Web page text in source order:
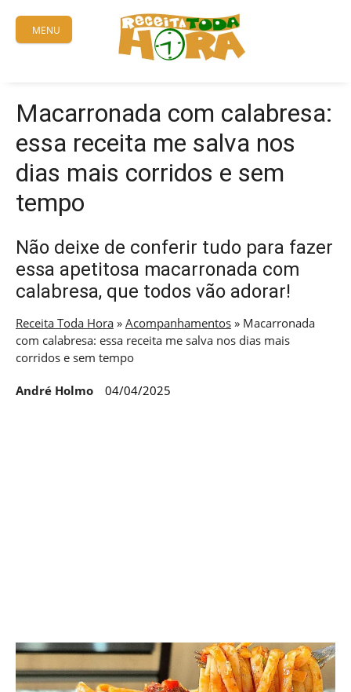
content
MENU
Macarronada com calabresa:
essa receita me salva nos
dias mais corridos e sem
tempo
Não deixe de conferir tudo para fazer
essa apetitosa macarronada com
calabresa, que todos vão adorar!
Receita Toda Hora » Acompanhamentos » Macarronada
com calabresa: essa receita me salva nos dias mais
corridos e sem tempo
André Holmo 04/04/2025